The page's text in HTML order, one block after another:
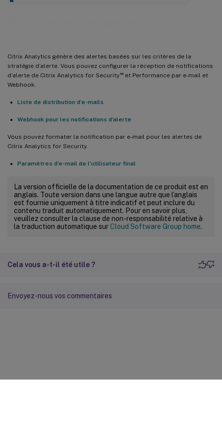
Citrix Analytics génère des alertes basées sur les critères de la
stratégie d’alerte. Vous pouvez configurer la réception de notifications
d’alerte de Citrix Analytics for Security™et Performance par e-mail et
Webhook.
Liste de distribution d’e-mails
Webhook pour les notifications d’alerte
Vous pouvez formater la notification par e-mail pour les alertes de
Citrix Analytics for Security.
Paramètres d’e-mail de l’utilisateur final
La version officielle de la documentation de ce produit est en
anglais. Toute version dans une langue autre que l’anglais
est fournie uniquement à titre indicatif et peut inclure du
contenu traduit automatiquement. Pour en savoir plus,
veuillez consulter la clause de non-responsabilité relative à
la traduction automatique surCloud Software Group home.
Cela vous a-t-il été utile ?
Envoyez-nous vos commentaires